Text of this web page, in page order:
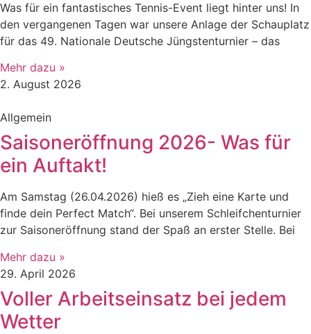
​Was für ein fantastisches Tennis-Event liegt hinter uns! In
den vergangenen Tagen war unsere Anlage der Schauplatz
für das 49. Nationale Deutsche Jüngstenturnier – das
Mehr dazu »
2. August 2026
Allgemein
Saisoneröffnung 2026- Was für
ein Auftakt!
Am Samstag (26.04.2026) hieß es „Zieh eine Karte und
finde dein Perfect Match“. Bei unserem Schleifchenturnier
zur Saisoneröffnung stand der Spaß an erster Stelle. Bei
Mehr dazu »
29. April 2026
Voller Arbeitseinsatz bei jedem
Wetter